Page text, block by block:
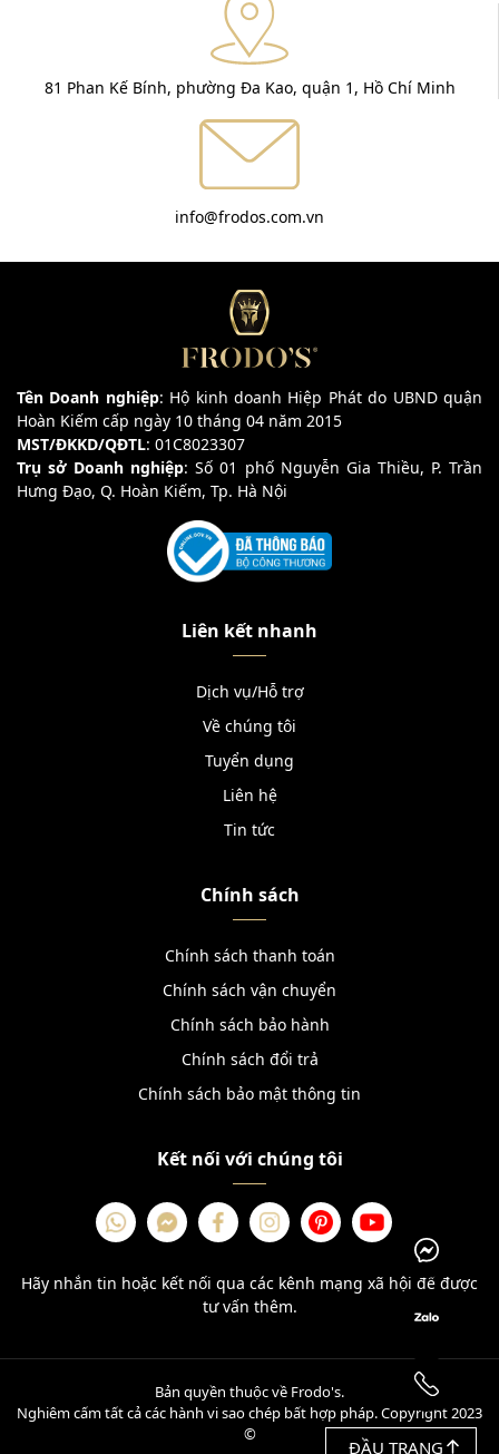
81 Phan Kế Bính, phường Đa Kao, quận 1, Hồ Chí Minh
info@frodos.com.vn
Tên Doanh nghiệp: Hộ kinh doanh Hiệp Phát do UBND quận
Hoàn Kiếm cấp ngày 10 tháng 04 năm 2015
MST/ĐKKD/QĐTL: 01C8023307
Trụ sở Doanh nghiệp: Số 01 phố Nguyễn Gia Thiều, P. Trần
Hưng Đạo, Q. Hoàn Kiếm, Tp. Hà Nội
Liên kết nhanh
Dịch vụ/Hỗ trợ
Về chúng tôi
Tuyển dụng
Liên hệ
Tin tức
Chính sách
Chính sách thanh toán
Chính sách vận chuyển
Chính sách bảo hành
Chính sách đổi trả
Chính sách bảo mật thông tin
Kết nối với chúng tôi
Hãy nhắn tin hoặc kết nối qua các kênh mạng xã hội để được
tư vấn thêm.
Bản quyền thuộc về Frodo's.
Nghiêm cấm tất cả các hành vi sao chép bất hợp pháp. Copyright 2023
©
ĐẦU TRANG